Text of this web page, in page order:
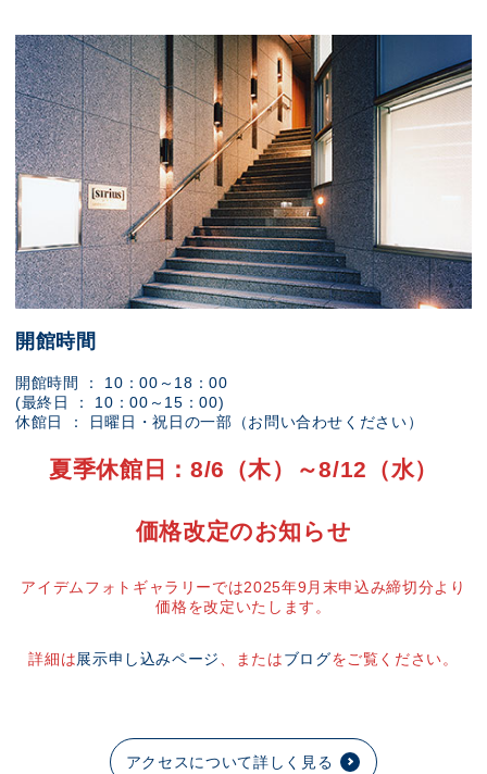
開館時間
開館時間 ： 10：00～18：00
(最終日 ： 10：00～15：00)
休館日 ： 日曜日・祝日の一部（お問い合わせください）
夏季休館日：8/6（木）～8/12（水）
価格改定のお知らせ
アイデムフォトギャラリーでは2025年9月末申込み締切分より
価格を改定いたします。
詳細は展示申し込みページ 、またはブログをご覧ください。
アクセスについて詳しく見る